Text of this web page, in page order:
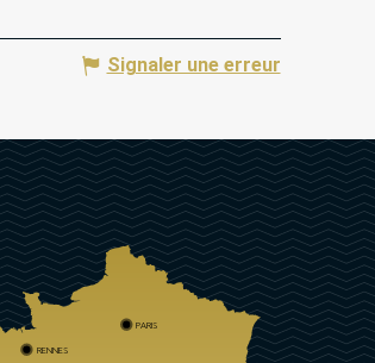
Signaler une erreur
PARIS
RENNES